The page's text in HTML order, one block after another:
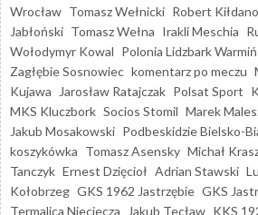
Wrocław Tomasz Wełnicki Robert
Jabłoński Tomasz Wełna Irakli Meschia
Wołodymyr Kowal Polonia Lidzbark
Zagłębie Sosnowiec komentarz po meczu
Kujawa
Jarosław Ratajczak Polsat Sport
MKS Kluczbork Socios Stomil Marek
Jakub Mosakowski Podbeskidzie Bielsko-
koszykówka Tomasz Asensky Michał
Tanczyk Ernest Dzięcioł Adrian Stawski
Kołobrzeg GKS 1962 Jastrzębie GKS
Termalica Nieciecza
Jakub Tecław KKS